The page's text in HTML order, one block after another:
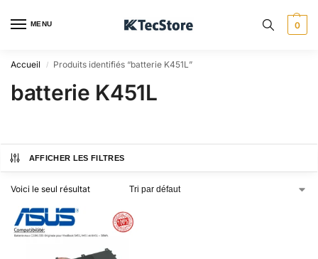
MENU 0
Accueil / Produits identifiés “batterie K451L”
batterie K451L
AFFICHER LES FILTRES
Voici le seul résultat